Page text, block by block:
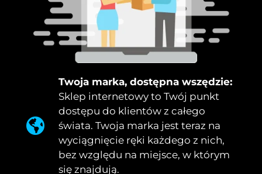
Twoja marka, dostępna wszędzie:
Sklep internetowy to Twój punkt
dostępu do klientów z całego
świata. Twoja marka jest teraz na
wyciągnięcie ręki każdego z nich,
bez względu na miejsce, w którym
się znajdują.